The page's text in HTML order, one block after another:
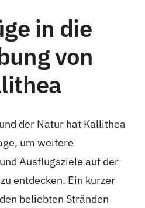
in die
von
der Natur hat Kallithea
um weitere
Ausflugsziele auf der
entdecken. Ein kurzer
beliebten Stränden